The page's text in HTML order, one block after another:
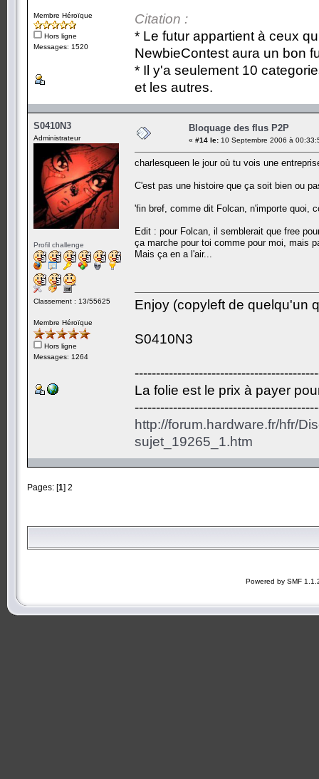
Membre Héroïque
Hors ligne
Messages: 1520
Citation :
* Le futur appartient à ceux
NewbieContest aura un bon
* Il y'a seulement 10
et les autres.
S0410N3
Administrateur
Profil challenge
Classement : 13/55625
Membre Héroïque
Hors ligne
Messages: 1264
Bloquage des flus P2P
« #14 le: 10 Septembre 2006 à
charlesqueen le jour où tu vois une
C'est pas une histoire que ça soit bien ou
'fin bref, comme dit Folcan, n'importe quoi,
Edit : pour Folcan, il semblerait que free
ça marche pour toi comme pour moi, mais
Mais ça en a l'air...
Enjoy (copyleft de quelqu'un
S0410N3
La folie est le prix à payer
http://forum.hardware.fr/hfr/
sujet_19265_1.htm
Pages: [1] 2
Powered by SMF